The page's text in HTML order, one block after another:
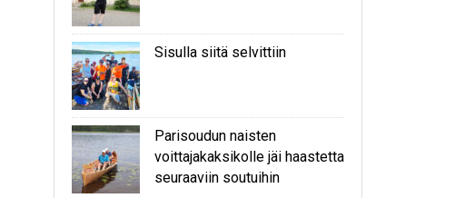
Sisulla siitä selvittiin
Parisoudun naisten
voittajakaksikolle jäi haastetta
seuraaviin soutuihin